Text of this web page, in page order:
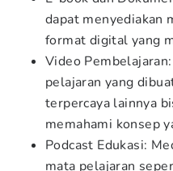
dapat menyediakan
format digital yang
Video
pelajaran yang
terpercaya lainnya
memahami konsep
Podcast Edukasi:
mata pelajaran